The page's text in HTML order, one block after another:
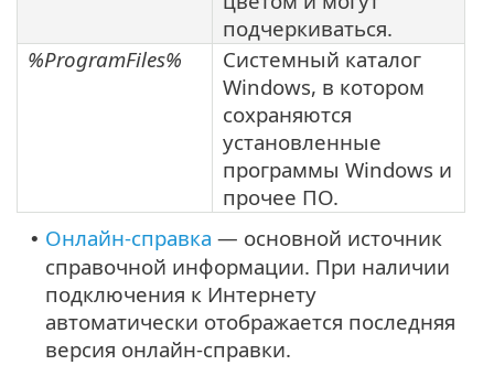
подчеркиваться.
%ProgramFiles%
Системный каталог
Windows, в котором
сохраняются
установленные
программы Windows и
прочее ПО.
• Онлайн-справка — основной источник
справочной информации. При наличии
подключения к Интернету
автоматически отображается последняя
версия онлайн-справки.